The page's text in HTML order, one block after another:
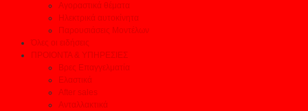
Αγοραστικά θέματα
Ηλεκτρικά αυτοκίνητα
Παρουσιάσεις Μοντέλων
Όλες οι ειδήσεις
ΠΡΟΙΟΝΤΑ & ΥΠΗΡΕΣΙΕΣ
Βρες Επαγγελματία
Ελαστικά
After sales
Ανταλλακτικά